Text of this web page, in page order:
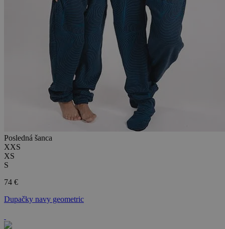
Posledná šanca
XXS
XS
S
74 €
Dupačky navy geometric